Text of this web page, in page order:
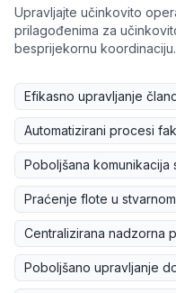
Upravljajte učinkovito
prilagođenima za
besprijekornu koordinaciju.
Efikasno upravljanje
Automatizirani procesi
Poboljšana komunikacija
Praćenje flote u
Centralizirana nadzorna
Poboljšano upravljanje